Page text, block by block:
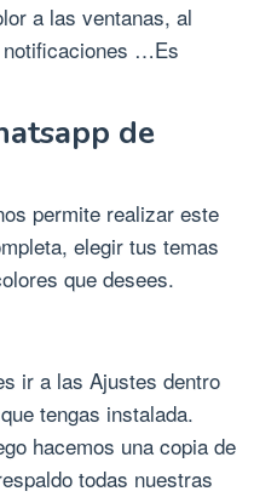
a las ventanas, al
notificaciones …Es
de
permite realizar este
elegir tus temas
que desees.
ir a las Ajustes dentro
tengas instalada.
hacemos una copia de
todas nuestras